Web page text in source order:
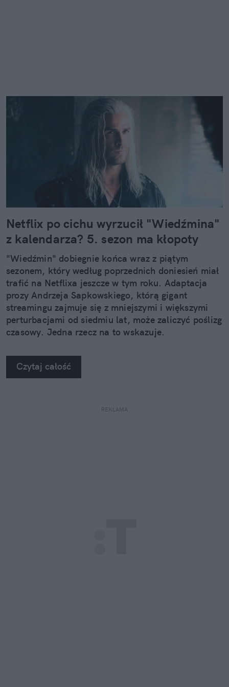
Netflix po cichu wyrzucił "Wiedźmina"
z kalendarza? 5. sezon ma kłopoty
"Wiedźmin" dobiegnie końca wraz z piątym
sezonem, który według poprzednich doniesień miał
trafić na Netflixa jeszcze w tym roku. Adaptacja
prozy Andrzeja Sapkowskiego, którą gigant
streamingu zajmuje się z mniejszymi i większymi
perturbacjami od siedmiu lat, może zaliczyć poślizg
czasowy. Jedna rzecz na to wskazuje.
Czytaj całość
REKLAMA